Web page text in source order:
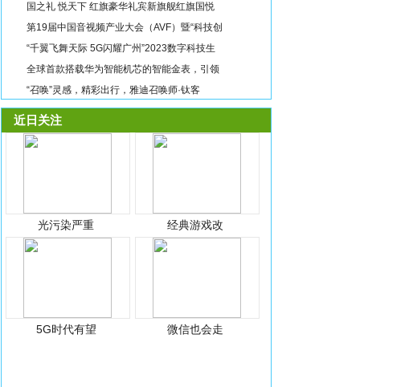
国之礼 悦天下 红旗豪华礼宾新旗舰红旗国悦
第19届中国音视频产业大会（AVF）暨“科技创
“千翼飞舞天际 5G闪耀广州”2023数字科技生
全球首款搭载华为智能机芯的智能金表，引领
“召唤”灵感，精彩出行，雅迪召唤师·钛客
近日关注
光污染严重 经典游戏改
5G时代有望 微信也会走